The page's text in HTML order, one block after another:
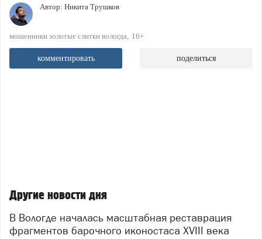
Автор: Никита Трушков
мошенники золотые слитки вологда 16+
комментировать поделиться
Другие новости дня
В Вологде началась масштабная реставрация
фрагментов барочного иконостаса XVIII века